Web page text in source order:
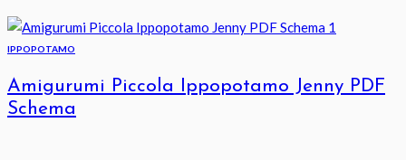
IPPOPOTAMO
Amigurumi Piccola Ippopotamo Jenny PDF
Schema